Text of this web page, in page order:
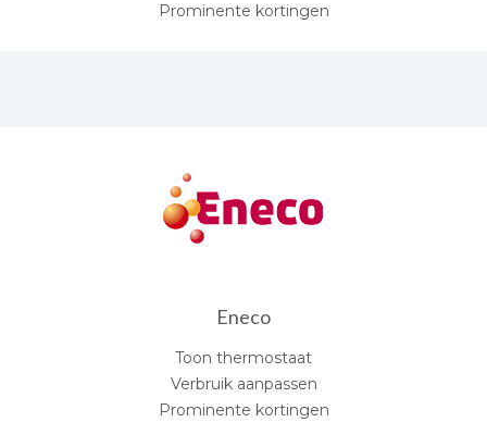
Prominente kortingen
Eneco
Toon thermostaat
Verbruik aanpassen
Prominente kortingen